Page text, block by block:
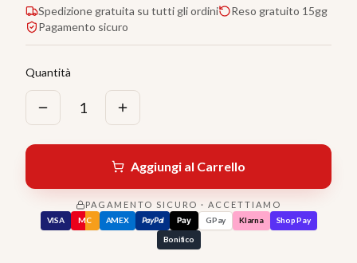
Spedizione gratuita su tutti gli ordini
Reso gratuito 15gg
Pagamento sicuro
Quantità
1
Aggiungi al Carrello
PAGAMENTO SICURO · ACCETTIAMO
VISA MC AMEX PayPal Pay GPay Klarna
Shop Pay
Bonifico